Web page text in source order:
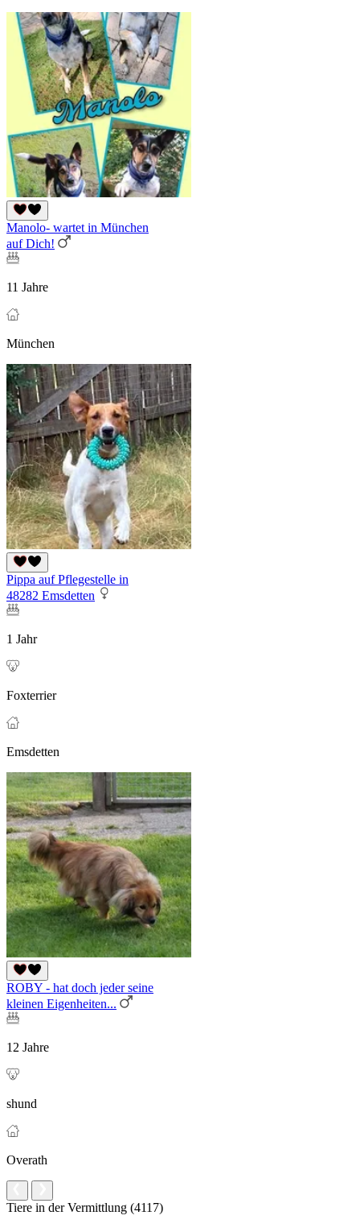
Manolo- wartet in München
auf Dich!
11 Jahre
München
Pippa auf Pflegestelle in
48282 Emsdetten
1 Jahr
Foxterrier
Emsdetten
ROBY - hat doch jeder seine
kleinen Eigenheiten...
12 Jahre
shund
Overath
Tiere in der Vermittlung (4117)